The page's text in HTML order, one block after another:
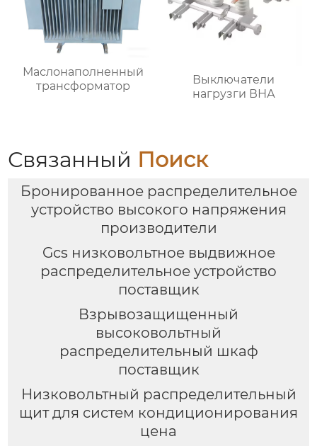
Маслонаполненный
трансформатор
Выключатели
нагрузги ВНА
Связанный Поиск
Бронированное распределительное
устройство высокого напряжения
производители
Gcs низковольтное выдвижное
распределительное устройство
поставщик
Взрывозащищенный
высоковольтный
распределительный шкаф
поставщик
Низковольтный распределительный
щит для систем кондиционирования
цена